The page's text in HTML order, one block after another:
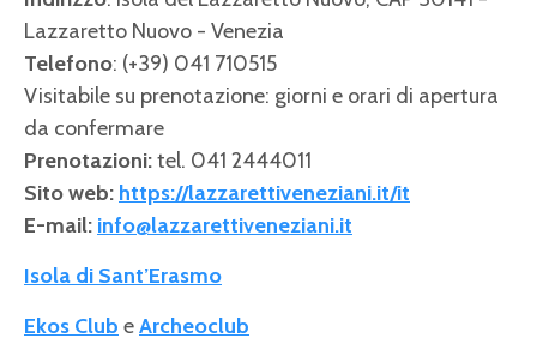
Lazzaretto Nuovo - Venezia
Telefono: (+39) 041 710515
Visitabile su prenotazione: giorni e orari di apertura
da confermare
Prenotazioni:tel. 041 2444011
Sito web: https://lazzarettiveneziani.it/it
E-mail: info@lazzarettiveneziani.it
Isola di Sant’Erasmo
Ekos Club eArcheoclub